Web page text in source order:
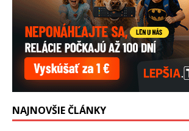
NAJNOVŠIE ČLÁNKY